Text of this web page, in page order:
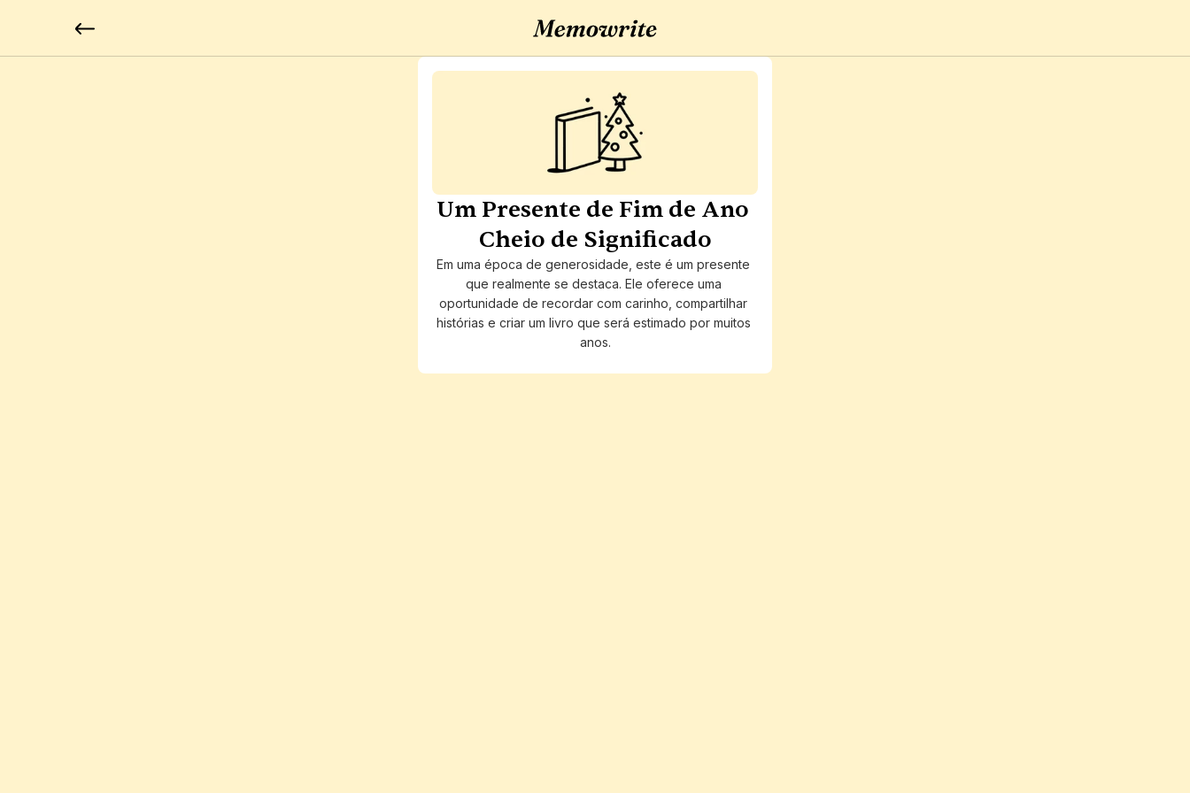
Um Presente de Fim de Ano
Cheio de Significado
Em uma época de generosidade, este é um presente
que realmente se destaca. Ele oferece uma
oportunidade de recordar com carinho, compartilhar
histórias e criar um livro que será estimado por muitos
anos.